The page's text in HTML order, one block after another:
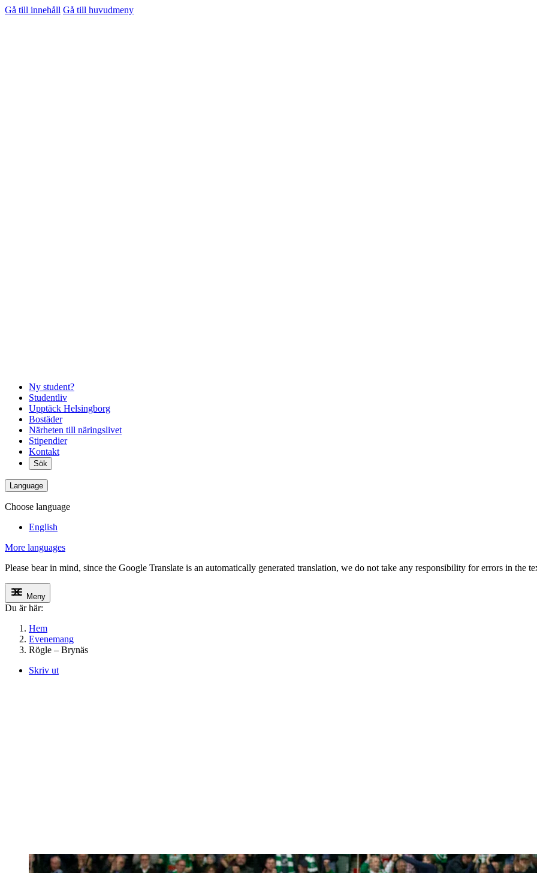
Gå till innehåll Gå till huvudmeny
Ny student?
Studentliv
Upptäck Helsingborg
Bostäder
Närheten till näringslivet
Stipendier
Kontakt
Sök
Language
Choose language
English
More languages
Please bear in mind, since the Google Translate is an automatically generated translation, we do not take any responsibility for errors in the
Meny
Du är här:
Hem
Evenemang
Rögle – Brynäs
Skriv ut